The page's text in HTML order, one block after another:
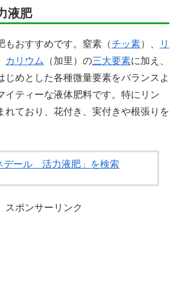
液肥
もおすすめです。窒素（チッ素）、
リ
カリウム （加里）の三大要素に加え、
じめとした各種微量要素をバランスよ
イティーな液体肥料です。特にリン
れており、花付き、実付きや根張りを
デール 活力液肥」を検索
スポンサーリンク